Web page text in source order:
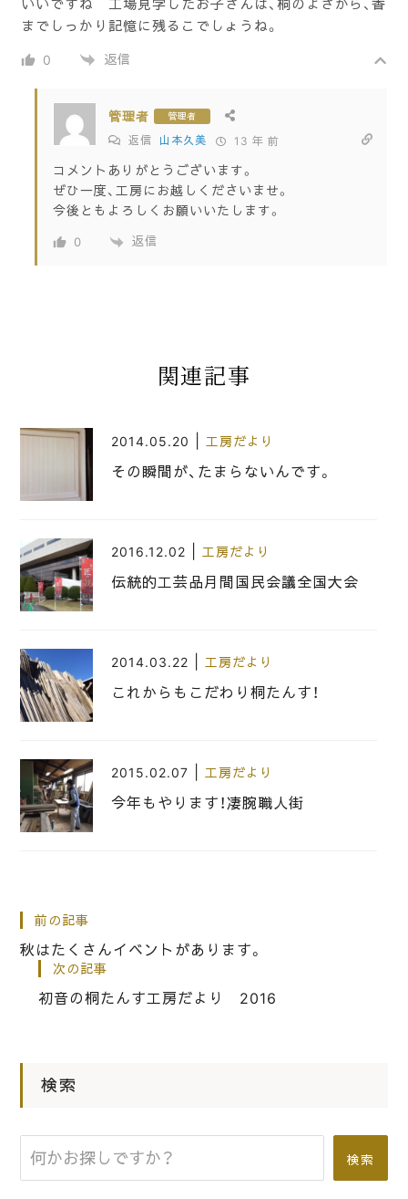
いいですね 工場見学したお子さんは、桐のよさから、香
までしっかり記憶に残るこでしょうね。
0 返信
管理者 管理者
返信 山本久美 13 年 前
コメントありがとうございます。
ぜひ一度、工房にお越しくださいませ。
今後ともよろしくお願いいたします。
0 返信
関連記事
2014.05.20 工房だより
その瞬間が、たまらないんです。
2016.12.02 工房だより
伝統的工芸品月間国民会議全国大会
2014.03.22 工房だより
これからもこだわり桐たんす！
2015.02.07 工房だより
今年もやります！凄腕職人街
2015.11.11| 工房だより
前の記事
秋はたくさんイベントがあります。
次の記事
初音の桐たんす工房だより 2016
検索
検索